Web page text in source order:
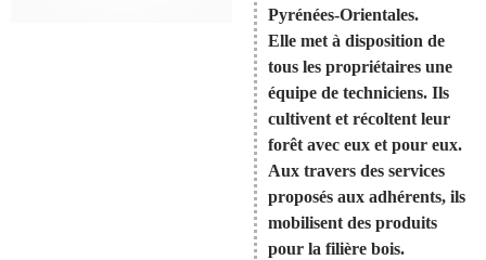
Pyrénées-Orientales.
Elle met à disposition de
tous les propriétaires une
équipe de techniciens. Ils
cultivent et récoltent leur
forêt avec eux et pour eux.
Aux travers des services
proposés aux adhérents, ils
mobilisent des produits
pour la filière bois.